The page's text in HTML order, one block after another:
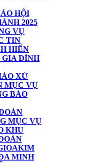
HỘI
2025
VỤ
TIN
HIẾN
GIA ĐÌNH
XỨ
MỤC VỤ
BÁO
MỤC VỤ
KHU
MINH